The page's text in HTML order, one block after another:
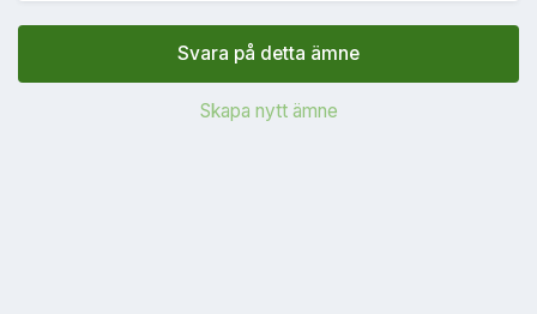
Svara på detta ämne
Skapa nytt ämne